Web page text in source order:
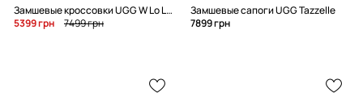
Замшевые кроссовки UGG W Lo Lowmel Plains
5399 грн
7499 грн
Замшевые сапоги UGG Tazzelle
7899 грн